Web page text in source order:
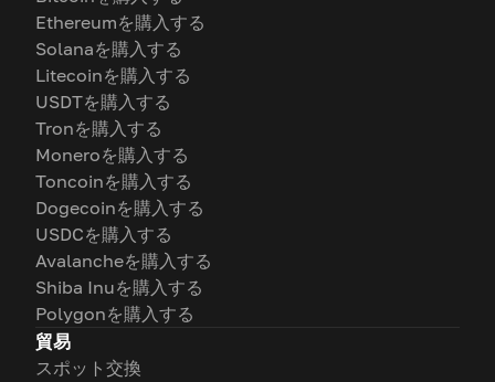
Ethereumを購入する
Solanaを購入する
Litecoinを購入する
USDTを購入する
Tronを購入する
Moneroを購入する
Toncoinを購入する
Dogecoinを購入する
USDCを購入する
Avalancheを購入する
Shiba Inuを購入する
Polygonを購入する
貿易
スポット交換